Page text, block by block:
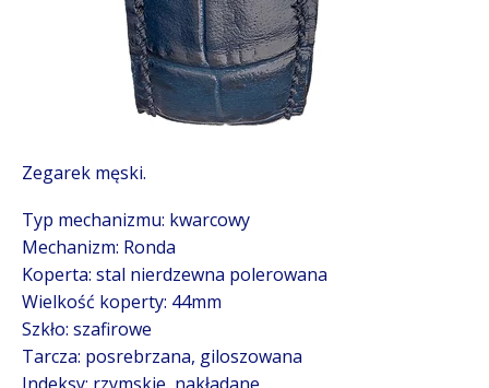
Zegarek męski.
Typ mechanizmu: kwarcowy
Mechanizm: Ronda
Koperta: stal nierdzewna polerowana
Wielkość koperty: 44mm
Szkło: szafirowe
Tarcza: posrebrzana, giloszowana